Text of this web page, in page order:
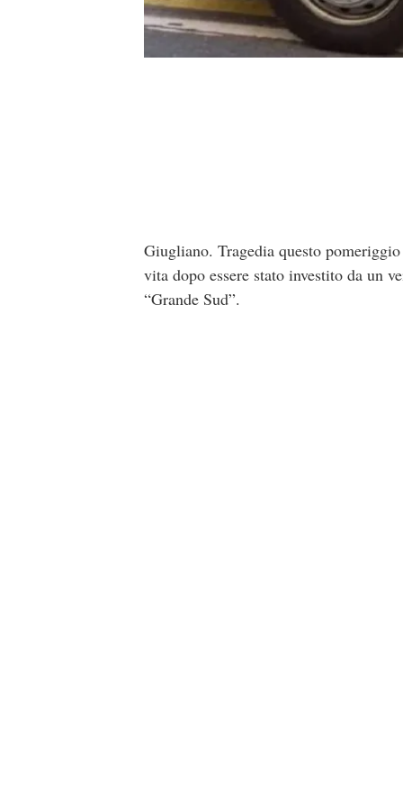
Giugliano. Tragedia questo
vita dopo essere stato investito da un
“Grande Sud”.